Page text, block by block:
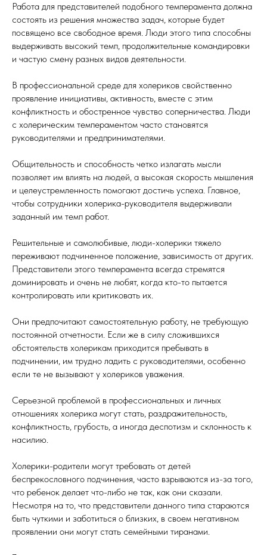
Работа для представителей подобного темперамента должна
состоять из решения множества задач, которые будет
посвящено все свободное время. Люди этого типа способны
выдерживать высокий темп, продолжительные командировки
и частую смену разных видов деятельности.
В профессиональной среде для холериков свойственно
проявление инициативы, активность, вместе с этим
конфликтность и обостренное чувство соперничества. Люди
с холерическим темпераментом часто становятся
руководителями и предпринимателями.
Общительность и способность четко излагать мысли
позволяет им влиять на людей, а высокая скорость мышления
и целеустремленность помогают достичь успеха. Главное,
чтобы сотрудники холерика-руководителя выдерживали
заданный им темп работ.
Решительные и самолюбивые, люди-холерики тяжело
переживают подчиненное положение, зависимость от других.
Представители этого темперамента всегда стремятся
доминировать и очень не любят, когда кто-то пытается
контролировать или критиковать их.
Они предпочитают самостоятельную работу, не требующую
постоянной отчетности. Если же в силу сложившихся
обстоятельств холерикам приходится пребывать в
подчинении, им трудно ладить с руководителями, особенно
если те не вызывают у холериков уважения.
Серьезной проблемой в профессиональных и личных
отношениях холерика могут стать, раздражительность,
конфликтность, грубость, а иногда деспотизм и склонность к
насилию.
Холерики-родители могут требовать от детей
беспрекословного подчинения, часто взрываются из-за того,
что ребенок делает что-либо не так, как они сказали.
Несмотря на то, что представители данного типа стараются
быть чуткими и заботиться о близких, в своем негативном
проявлении они могут стать семейными тиранами.